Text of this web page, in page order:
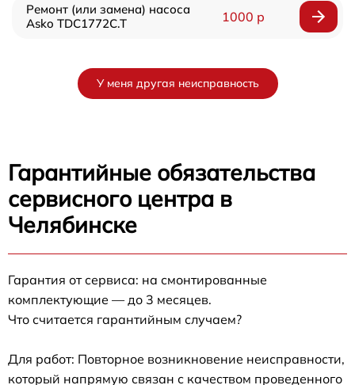
Ремонт (или замена) насоса
Asko TDC1772C.T
1000 р
У меня другая неисправность
Гарантийные обязательства
сервисного центра в
Челябинске
Гарантия от сервиса: на смонтированные
комплектующие — до 3 месяцев.
Что считается гарантийным случаем?
Для работ: Повторное возникновение неисправности,
который напрямую связан с качеством проведенного